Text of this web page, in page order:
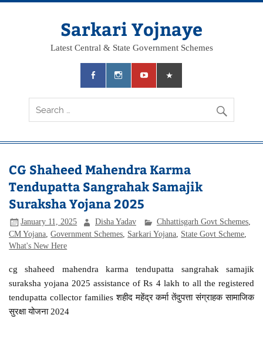
Skip
Sarkari Yojnaye
Latest Central & State Government Schemes
CG Shaheed Mahendra Karma
Tendupatta Sangrahak Samajik
Suraksha Yojana 2025
January 11, 2025 Disha Yadav Chhattisgarh Govt Schemes,
CM Yojana ,Government Schemes Sarkari Yojana State Govt Scheme
What's New Here
cg shaheed mahendra karma tendupatta sangrahak samajik
suraksha yojana 2025 assistance of Rs 4 lakh to all the registered
tendupatta collector families शहीद महेंद्र कर्मा तेंदुपत्ता संग्राहक सामाजिक
सुरक्षा योजना 2024